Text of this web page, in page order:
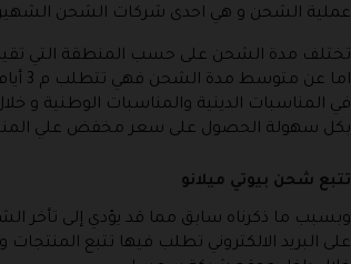
عملية الشحن و هي احدى شركات الشحن الشهيرة
تختلف مدة الشحن على حسب المنطقة التي تقيم
في المناسبات الدينية والمناسبات الوطنية و
بكل سهولة الحصول على سعر مخفض علي
تتبع شحن بيوتي ميلانو
وبسبب ما ذكرناه سابق مما قد يؤدي إلى تأخر
على البريد الالكتروني تطلب فيها تتبع